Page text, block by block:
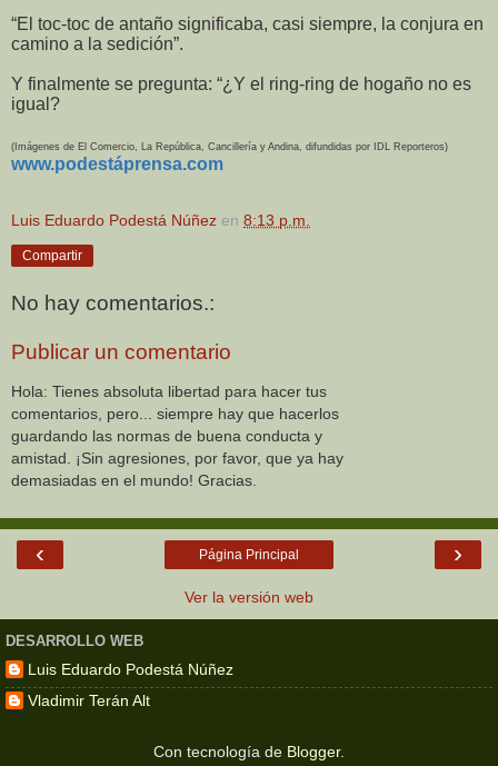
“El toc-toc de antaño significaba, casi siempre, la conjura en
camino a la sedición”.
Y finalmente se pregunta: “¿Y el ring-ring de hogaño no es
igual?
(Imágenes de El Comercio, La República, Cancillería y Andina, difundidas por IDL Reporteros)
www.podestáprensa.com
Luis Eduardo Podestá Núñez en 8:13 p.m.
Compartir
No hay comentarios.:
Publicar un comentario
Hola: Tienes absoluta libertad para hacer tus
comentarios, pero... siempre hay que hacerlos
guardando las normas de buena conducta y
amistad. ¡Sin agresiones, por favor, que ya hay
demasiadas en el mundo! Gracias.
‹ ›
Página Principal
Ver la versión web
DESARROLLO WEB
Luis Eduardo Podestá Núñez
Vladimir Terán Alt
Con tecnología de Blogger.